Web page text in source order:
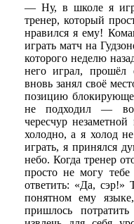
— Ну, в школе я
тренер, который
нравился я ему!
играть матч на
которого неделю
него играл,
вновь занял своё
позицию
не подходил —
чересчур
холодно, а я холод
играть, я принялся
небо. Когда тренер
просто не могу
ответить: «Да, сэр!»
понятном ему
пришлось